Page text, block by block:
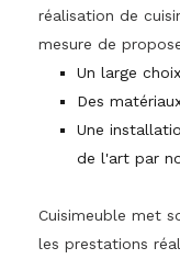
réalisation de
mesure de
Un large
Des
Une
de l'art par
Cuisimeuble met
les prestations